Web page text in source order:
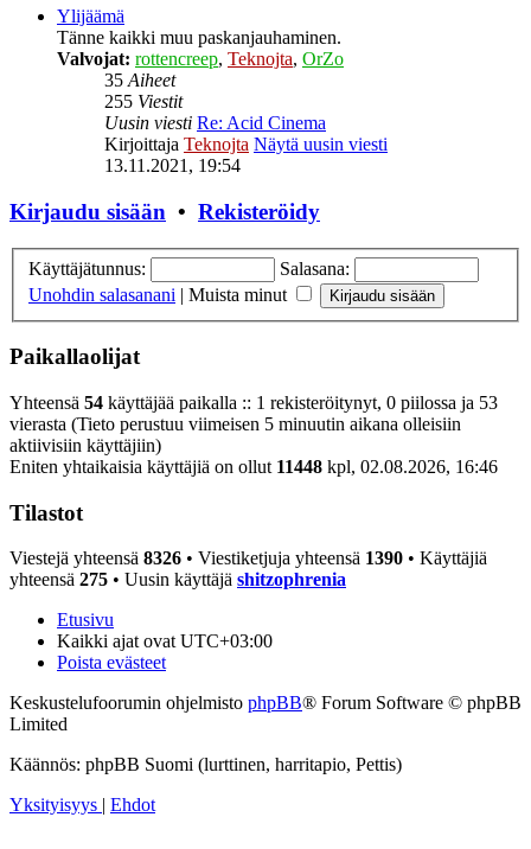
Ylijäämä
Tänne kaikki muu paskanjauhaminen.
Valvojat: rottencreep, Teknojta, OrZo
35Aiheet
255 Viestit
Uusin viesti Re: Acid Cinema
Kirjoittaja Teknojta Näytä uusin viesti
13.11.2021, 19:54
Kirjaudu sisään • Rekisteröidy
Käyttäjätunnus:
Salasana:
Unohdin salasanani | Muista minut
Paikallaolijat
Yhteensä 54 käyttäjää paikalla :: 1 rekisteröitynyt, 0 piilossa ja 53
vierasta (Tieto perustuu viimeisen 5 minuutin aikana olleisiin
aktiivisiin käyttäjiin)
Eniten yhtaikaisia käyttäjiä on ollut 11448 kpl, 02.08.2026, 16:46
Tilastot
Viestejä yhteensä 8326 • Viestiketjuja yhteensä 1390 • Käyttäjiä
yhteensä 275 • Uusin käyttäjä shitzophrenia
Etusivu
Kaikki ajat ovat UTC+03:00
Poista evästeet
Keskustelufoorumin ohjelmisto phpBB® Forum Software © phpBB
Limited
Käännös: phpBB Suomi (lurttinen, harritapio, Pettis)
Yksityisyys | Ehdot